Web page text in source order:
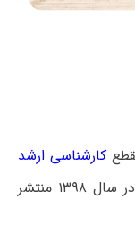
کارشناسی ارشد
پژوهشگاه پلیمر و پتروشیمی در سال ۱۳۹۸ منتشر